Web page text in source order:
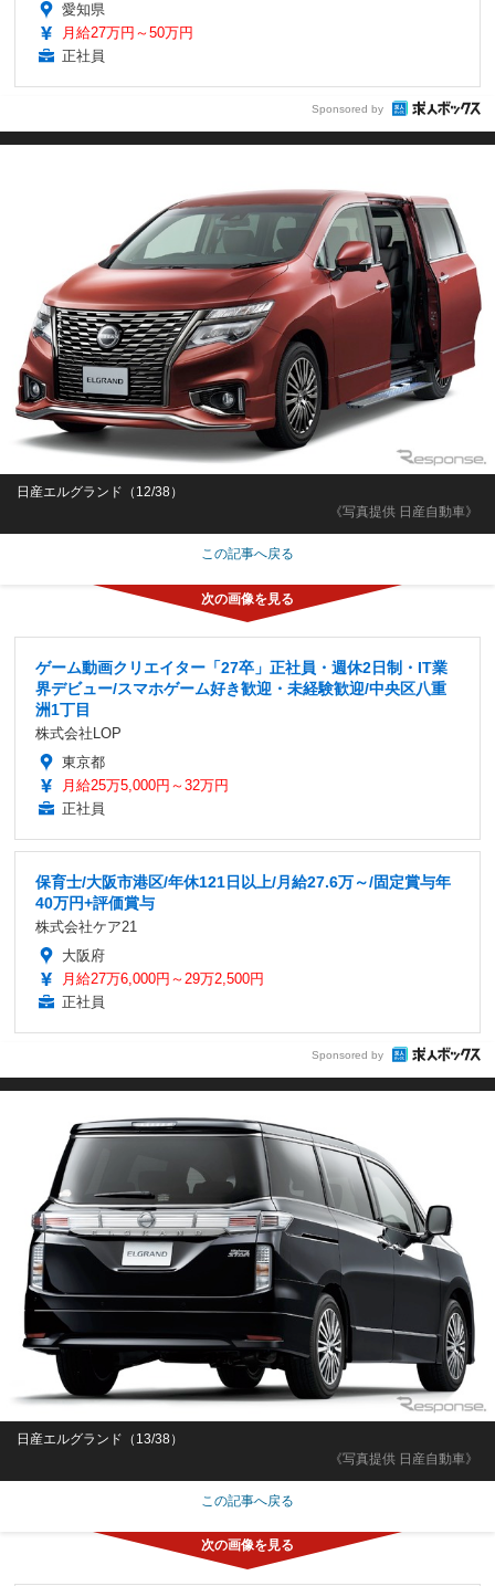
愛知県
月給27万円～50万円
正社員
Sponsored by
《写真提供 日産自動車》
日産エルグランド（12/38）
この記事へ戻る
ゲーム動画クリエイター「27卒」正社員・週休2日制・IT業
界デビュー/スマホゲーム好き歓迎・未経験歓迎/中央区八重
洲1丁目
株式会社LOP
東京都
月給25万5,000円～32万円
正社員
保育士/大阪市港区/年休121日以上/月給27.6万～/固定賞与年
40万円+評価賞与
株式会社ケア21
大阪府
月給27万6,000円～29万2,500円
正社員
Sponsored by
《写真提供 日産自動車》
日産エルグランド（13/38）
この記事へ戻る